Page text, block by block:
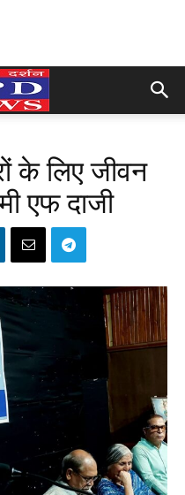
के लिए जीवन
एफ दाजी